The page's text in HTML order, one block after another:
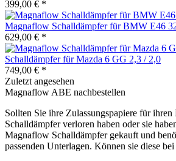
399,00 € *
Magnaflow Schalldämpfer für BMW E46
629,00 € *
Schalldämpfer für Mazda 6 GG 2,3 / 2,0
749,00 € *
Zuletzt angesehen
Magnaflow ABE nachbestellen
Sollten Sie ihre Zulassungspapiere für
Schalldämpfer verloren haben oder sie
Magnaflow Schalldämpfer gekauft und
passenden Unterlagen. Können sie diese